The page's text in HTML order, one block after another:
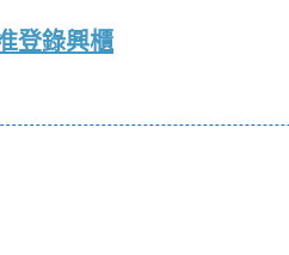
登錄興櫃